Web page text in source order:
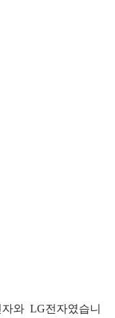
와 LG전자였습니